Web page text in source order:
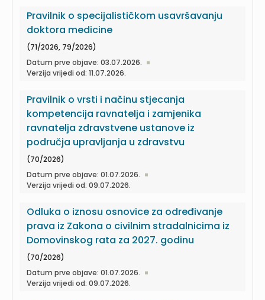
Pravilnik o specijalističkom usavršavanju
doktora medicine
(71/2026, 79/2026)
Datum prve objave: 03.07.2026.
Verzija vrijedi od: 11.07.2026.
Pravilnik o vrsti i načinu stjecanja
kompetencija ravnatelja i zamjenika
ravnatelja zdravstvene ustanove iz
područja upravljanja u zdravstvu
(70/2026)
Datum prve objave: 01.07.2026.
Verzija vrijedi od: 09.07.2026.
Odluka o iznosu osnovice za određivanje
prava iz Zakona o civilnim stradalnicima iz
Domovinskog rata za 2027. godinu
(70/2026)
Datum prve objave: 01.07.2026.
Verzija vrijedi od: 09.07.2026.